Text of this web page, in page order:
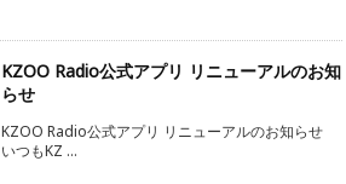
KZOO Radio公式アプリ リニューアルのお知
らせ
KZOO Radio公式アプリ リニューアルのお知らせ
いつもKZ ...